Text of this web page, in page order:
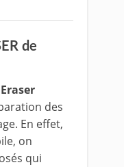
de
Eraser
des
En effet,
on
qui